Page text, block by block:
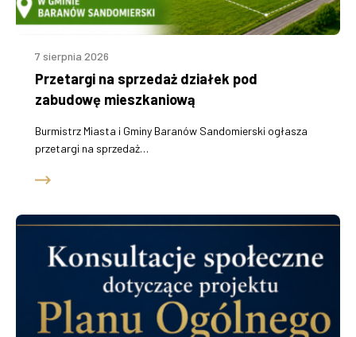
7 sierpnia 2026
Przetargi na sprzedaż działek pod
zabudowę mieszkaniową
Burmistrz Miasta i Gminy Baranów Sandomierski ogłasza
przetargi na sprzedaż…
„Budowa i rozbudowa sieci wodociągowej i kanalizacyjnej poza
granicami aglomeracji Baranów Sandomierski”
Modernizacja łazienek w budynku użyteczności publicznej w
Dymitrowie Małym i doposażenie domów ludowych w miejscowości
Knapy i Ślęzaki
„Rozbudowa infrastruktury hali sportowej w Skopaniu wraz z
montażem, uruchomieniem i szkoleniem w zakresie obsługi